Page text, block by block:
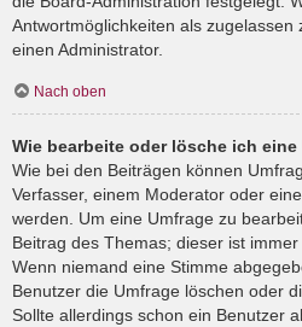
Antwortmöglichkeiten als
einen Administrator.
Nach oben
Wie bearbeite oder lösche ich eine
Wie bei den Beiträgen können
Verfasser, einem Moderator oder
werden. Um eine Umfrage zu
Beitrag des Themas; dieser ist
Wenn niemand eine Stimme
Benutzer die Umfrage löschen oder
Sollte allerdings schon ein Benutzer